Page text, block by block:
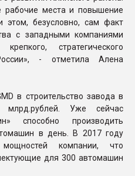
рабочие места и повышение
этом, безусловно, сам факт
с западными компаниями
стратегического
- отметила Алена
в строительство завода в
млрд.рублей. Уже сейчас
способно производить
в день. В 2017 году
мощностей компании, что
для 300 автомашин